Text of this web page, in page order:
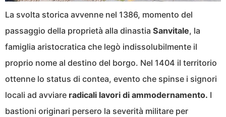
La svolta storica avvenne nel 1386, momento del
passaggio della proprietà alla dinastia Sanvitale, la
famiglia aristocratica che legò indissolubilmente il
proprio nome al destino del borgo. Nel 1404 il territorio
ottenne lo status di contea, evento che spinse i signori
locali ad avviare radicali lavori di ammodernamento. I
bastioni originari persero la severità militare per